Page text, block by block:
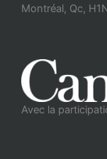
Montréal, Qc,
Avec la